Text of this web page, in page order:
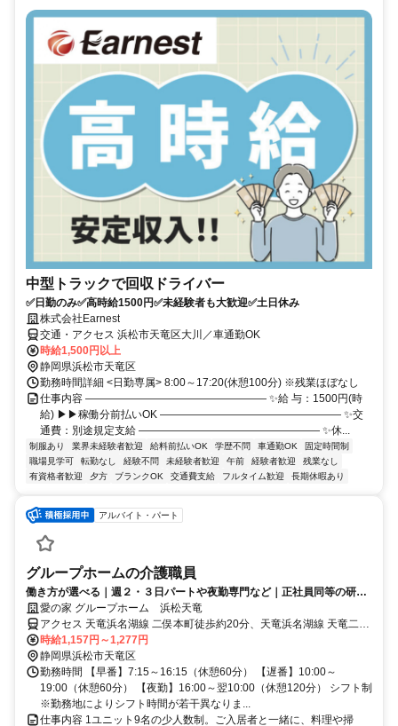
中型トラックで回収ドライバー
✅日勤のみ✅高時給1500円✅未経験者も大歓迎✅土日休み
株式会社Earnest
交通・アクセス 浜松市天竜区大川／車通勤OK
時給1,500円以上
静岡県浜松市天竜区
勤務時間詳細 <日勤専属> 8:00～17:20(休憩100分) ※残業ほぼなし
仕事内容 ――――――――――――――――― ✨給 与：1500円(時
給) ▶▶稼働分前払いOK ――――――――――――――――― ✨交
通費：別途規定支給 ――――――――――――――――― ✨休...
制服あり 業界未経験者歓迎 給料前払いOK 学歴不問 車通勤OK
固定時間制
職場見学可
転勤なし 経験不問 未経験者歓迎 午前 経験者歓迎
残業なし
有資格者歓迎
夕方 ブランクOK 交通費支給 フルタイム歓迎 長期休暇あり
アルバイト・パート
グループホームの介護職員
働き方が選べる｜週２・３日パートや夜勤専門など｜正社員同等の研修
や福利厚生あり♪
愛の家 グループホーム 浜松天竜
アクセス 天竜浜名湖線 二俣本町徒歩約20分、天竜浜名湖線 天竜二俣
徒歩約22分、遠州鉄道 西鹿島徒歩約42分 浜松市天竜区役所より徒歩
4分
時給1,157円～1,277円
静岡県浜松市天竜区
勤務時間 【早番】7:15～16:15（休憩60分） 【遅番】10:00～
19:00（休憩60分） 【夜勤】16:00～翌10:00（休憩120分） シフト制
※勤務地によりシフト時間が若干異なりま...
仕事内容 1ユニット9名の少人数制。ご入居者と一緒に、料理や掃